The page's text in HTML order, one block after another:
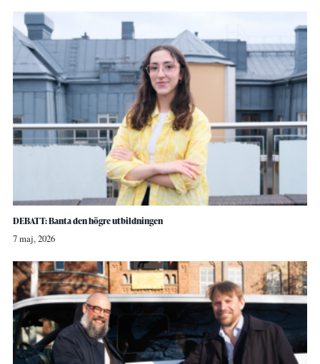
DEBATT: Banta den högre utbildningen
7 maj, 2026